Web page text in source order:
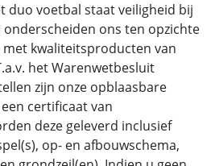
duo voetbal staat veiligheid bij
ons ten opzichte
kwaliteitsproducten van
het Warenwetbesluit
zijn onze opblaasbare
certificaat van
deze geleverd inclusief
op- en afbouwschema,